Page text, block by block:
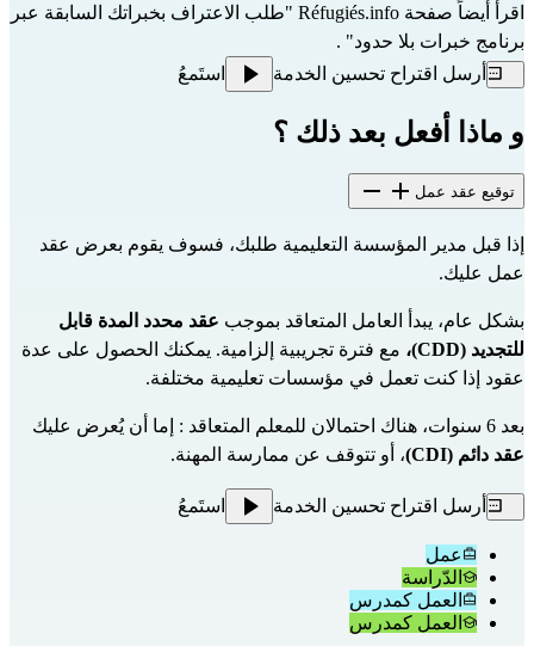
اقرأ أيضاً صفحة Réfugiés.info
برنامج خبرات بلا حدود" .
أرسل اقتراح تحسين الخدمة
استَمعُ
و ماذا أفعل بعد ذلك ؟
توقيع عقد عمل
عمل عليك.
بشكل عام، يبدأ العامل المتعاقد بموجب
للتجديد (CDD)،
عقود إذا كنت تعمل في مؤسسات تعليمية مختلفة.
بعد 6 سنوات، هناك احتمالان للمعلم المتعاقد : إما أن يُعرض عليك
عقد دائم (CDI)
، أو تتوقف عن ممارسة المهنة.
أرسل اقتراح تحسين الخدمة استَمعُ
عمل
الدّراسة
العمل كمدرس
العمل كمدرس